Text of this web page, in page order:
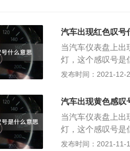
汽车出现红色叹号
当汽车仪表盘上出
灯，这个感叹号是
常情况，具体细节
车灯亮起的时候红
子，就是哪个系
援电话，联系修理
出现故障，请小心
第一种胎压报警红
发布时间：2021-12-
汽车出现黄色感叹
当汽车仪表盘上出
灯，这个感叹号是
常情况，具体细节
发布时间：2021-11-